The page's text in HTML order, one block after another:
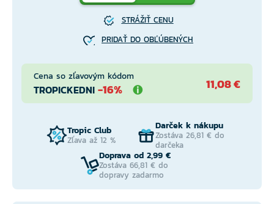
STRÁŽIŤ CENU
PRIDAŤ DO OBĽÚBENÝCH
Cena so zľavovým kódom
TROPICKEDNI -16% 11,08 €
Tropic Club
Zľava až 12 %
Darček k nákupu
Zostáva 26,81 € do
darčeka
Doprava od 2,99 €
Zostáva 66,81 € do
dopravy zadarmo